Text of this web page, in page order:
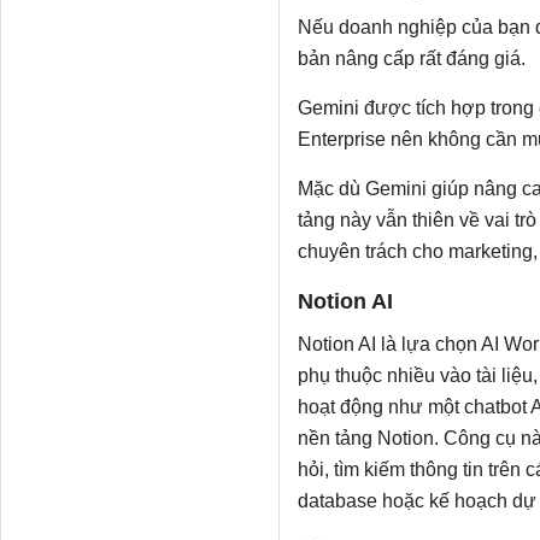
Nếu doanh nghiệp của bạn
bản nâng cấp rất đáng giá.
Gemini được tích hợp trong
Enterprise nên không cần
Mặc dù Gemini giúp nâng
tảng này vẫn thiên về vai
chuyên trách cho
Notion AI
Notion AI là lựa chọn AI
phụ thuộc nhiều vào tài
hoạt động như một chatbot
nền tảng Notion. Công cụ
hỏi, tìm kiếm thông tin trên
database hoặc kế hoạch